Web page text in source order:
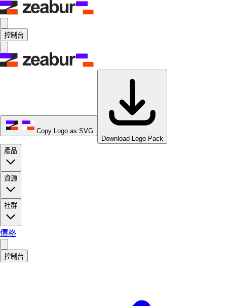
控制台
Copy Logo as SVG
Download Logo Pack
產品
資源
社群
價格
控制台